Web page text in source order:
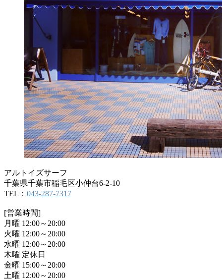
アルトイズサーフ
千葉県千葉市稲毛区小仲台6-2-10
TEL： 043-287-7317
[営業時間]
月曜 12:00～20:00
火曜 12:00～20:00
水曜 12:00～20:00
木曜 定休日
金曜 15:00～20:00
土曜 12:00～20:00